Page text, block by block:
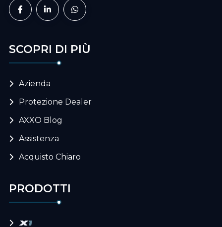
SCOPRI DI PIÙ
Azienda
Protezione Dealer
AXXO Blog
Assistenza
Acquisto Chiaro
PRODOTTI
x1